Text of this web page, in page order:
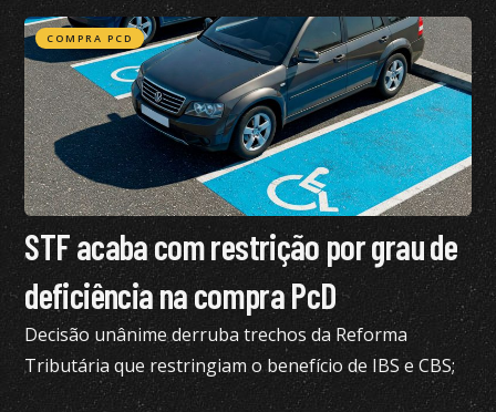
COMPRA PCD
STF acaba com restrição por grau de
deficiência na compra PcD
Decisão unânime derruba trechos da Reforma
Tributária que restringiam o benefício de IBS e CBS;
confira todos os detalhes